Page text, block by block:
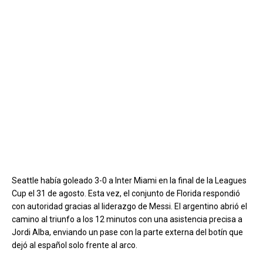
Seattle había goleado 3-0 a Inter Miami en la final de la Leagues
Cup el 31 de agosto. Esta vez, el conjunto de Florida respondió
con autoridad gracias al liderazgo de Messi. El argentino abrió el
camino al triunfo a los 12 minutos con una asistencia precisa a
Jordi Alba, enviando un pase con la parte externa del botín que
dejó al español solo frente al arco.